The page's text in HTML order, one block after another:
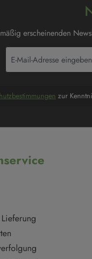
erscheinenden
zur